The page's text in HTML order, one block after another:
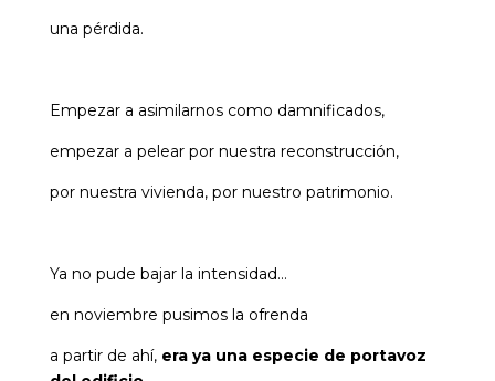
una pérdida.
Empezar a asimilarnos como damnificados,
empezar a pelear por nuestra reconstrucción,
por nuestra vivienda, por nuestro patrimonio.
Ya no pude bajar la intensidad…
en noviembre pusimos la ofrenda
a partir de ahí, era ya una especie de portavoz